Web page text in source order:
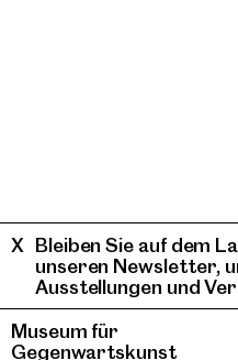
Museum für
Gegenwartskunst
Bleiben Sie auf dem
unseren Newsletter,
Ausstellungen und